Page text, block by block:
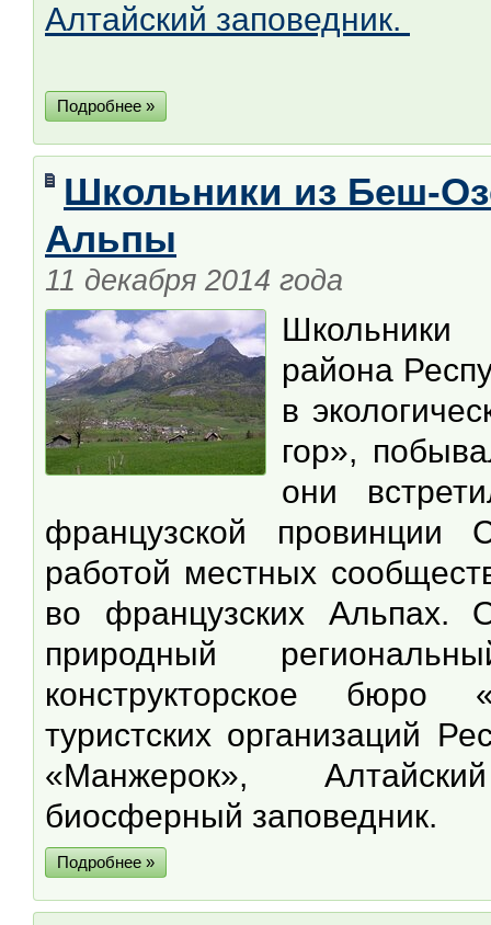
Алтайский заповедник.
Подробнее »
Школьники из Беш-
Альпы
11 декабря 2014 года
Школьники
района
в
гор»,
они
французской провинции
работой местных
во французских Альпах.
природный
конструкторское бюро
туристских организаций
«Манжерок»,
биосферный заповедник.
Подробнее »